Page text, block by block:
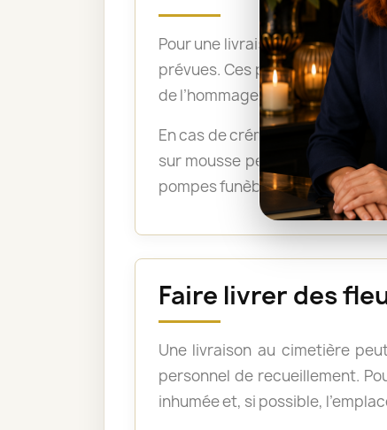
Pour une livraison directement
prévues. Ces précisions
de l’hommage.
En cas de crémation, un
sur mousse peuvent être
pompes funèbres lorsque les
Faire livrer des
Une livraison au cimetière
personnel de recueillement.
inhumée et, si possible,